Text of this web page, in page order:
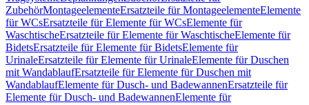
ZubehörMontageelementeErsatzteile für MontageelementeElemente
für WCsErsatzteile für Elemente für WCsElemente für
WaschtischeErsatzteile für Elemente für WaschtischeElemente für
BidetsErsatzteile für Elemente für BidetsElemente für
UrinaleErsatzteile für Elemente für UrinaleElemente für Duschen
mit WandablaufErsatzteile für Elemente für Duschen mit
WandablaufElemente für Dusch- und BadewannenErsatzteile für
Elemente für Dusch- und BadewannenElemente für